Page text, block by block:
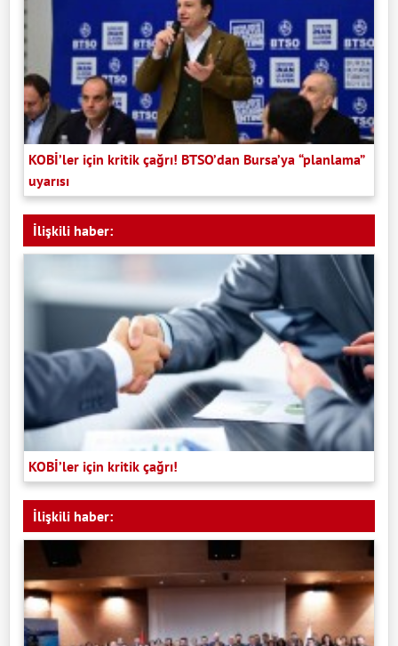
KOBİ’ler için kritik çağrı! BTSO’dan Bursa’ya “planlama”
uyarısı
İlişkili haber:
KOBİ’ler için kritik çağrı!
İlişkili haber: